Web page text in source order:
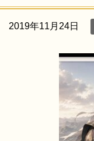
2019年11月24日